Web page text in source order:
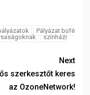
Pályázat büfé
színházi
Next
szerkesztőt keres
az OzoneNetwork!